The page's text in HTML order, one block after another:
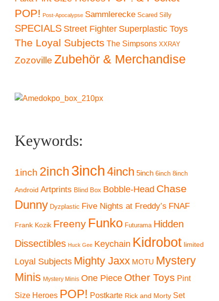
POP! Post-Apocalypse Sammlerecke Scared Silly
SPECIALS Street Fighter Superplastic Toys
The Loyal Subjects The Simpsons XXRAY
Zozoville Zubehör & Merchandise
Keywords:
1inch 2inch 3inch4inch 5inch 6inch 8inch
Android Artprints Blind Box Bobble-Head Chase
Dunny Dyzplastic Five Nights at Freddy’s FNAF
Frank Kozik Freeny Funko Futurama Hidden
Dissectibles Huck Gee Keychain Kidrobot limited
Loyal Subjects Mighty Jaxx MOTU Mystery
Minis Mystery Minis One Piece Other Toys Pint
Size Heroes POP! Postkarte Rick and Morty Set